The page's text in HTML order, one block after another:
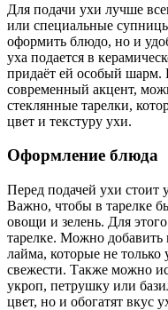
Для подачи ухи лучше
или специальные
оформить блюдо, но и
уха подается в
придаёт ей особый шарм.
современный акцент,
стеклянные тарелки,
цвет и текстуру ухи.
Оформление блюда
Перед подачей ухи стоит
Важно, чтобы в тарелке
овощи и зелень. Для
тарелке. Можно добавить
лайма, которые не только
свежести. Также можно
укроп, петрушку или
цвет, но и обогатят вкус